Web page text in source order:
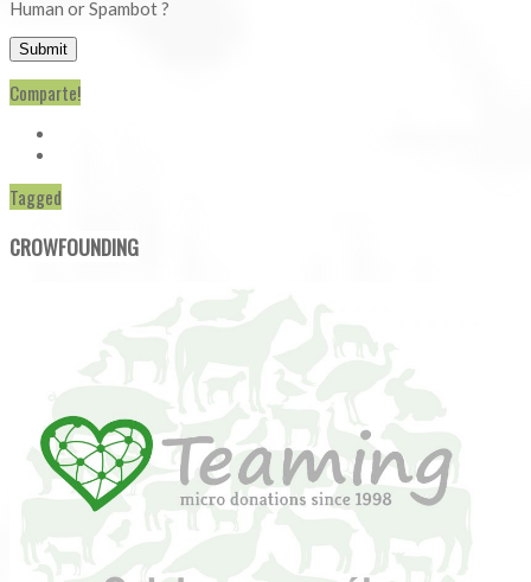
Human or Spambot ?
Comparte!
Tagged
CROWFOUNDING